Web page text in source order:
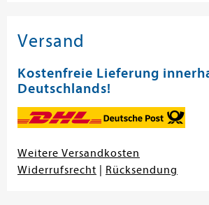
Versand
Kostenfreie Lieferung
Deutschlands!
Weitere Versandkosten
Widerrufsrecht
Rücksendung